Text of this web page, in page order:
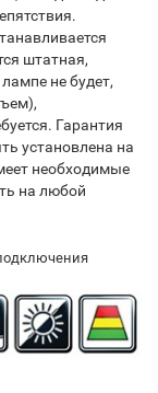
штатная,
не будет,
Гарантия
установлена на
необходимые
на любой